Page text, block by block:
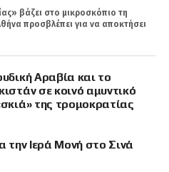
βάζει στο μικροσκόπιο τη
προσβλέπει για να αποκτήσει
Αραβία και το
σε κοινό αμυντικό
της τρομοκρατίας
την Ιερά Μονή στο Σινά